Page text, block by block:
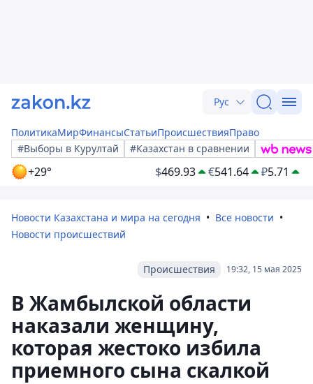
Рус
ПолитикаМирФинансыСтатьиПроисшествияПраво
#Выборы в Курултай
#Казахстан в сравнении
+29° $469.93 €541.64 ₽5.71
Новости Казахстана и мира на сегодня
Все новости
Новости происшествий
19:32, 15 мая 2025
Происшествия
В Жамбылской области
наказали женщину,
которая жестоко избила
приемного сына скалкой